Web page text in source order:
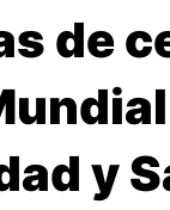
Enviar
de
y